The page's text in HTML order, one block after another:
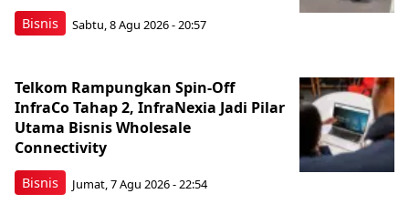
Bisnis Sabtu, 8 Agu 2026 - 20:57
Bisnis
Telkom Rampungkan Spin-Off
InfraCo Tahap 2, InfraNexia Jadi Pilar
Utama Bisnis Wholesale
Connectivity
Jumat, 7 Agu 2026 - 22:54